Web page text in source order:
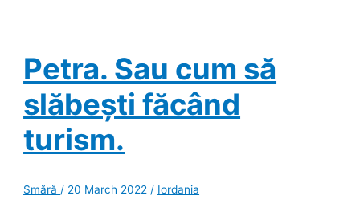
Petra. Sau cum să
slăbești făcând
turism.
Smără / 20 March 2022 / Iordania